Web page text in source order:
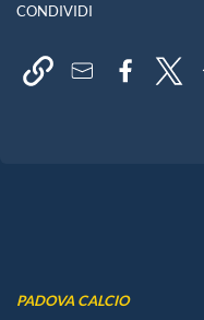
CONDIVIDI
PADOVA CALCIO